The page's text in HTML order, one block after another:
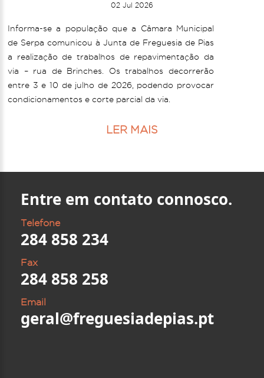
02 Jul 2026
Informa-se a população que a Câmara Municipal
de Serpa comunicou à Junta de Freguesia de Pias
a realização de trabalhos de repavimentação da
via – rua de Brinches. Os trabalhos decorrerão
entre 3 e 10 de julho de 2026, podendo provocar
condicionamentos e corte parcial da via.
LER MAIS
Entre em contato connosco.
Telefone
284 858 234
Fax
284 858 258
Email
geral@freguesiadepias.pt